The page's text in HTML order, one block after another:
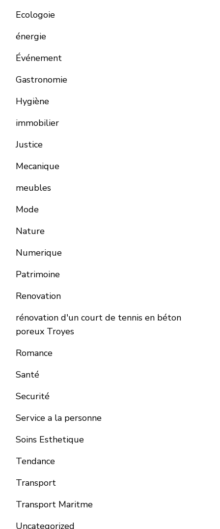
Ecologoie
énergie
Événement
Gastronomie
Hygiène
immobilier
Justice
Mecanique
meubles
Mode
Nature
Numerique
Patrimoine
Renovation
rénovation d'un court de tennis en béton
poreux Troyes
Romance
Santé
Securité
Service a la personne
Soins Esthetique
Tendance
Transport
Transport Maritme
Uncategorized